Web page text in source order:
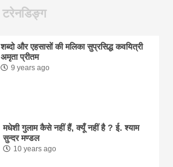
टरेनडिङ्ग
शब्दो और एहसासों की मलिका सुप्रसिद्ध कवयित्री
अमृता प्रीतम
9 years ago
मधेशी गुलाम कैसे नहीं हैं, क्यूँ नहीं है ? ई. श्याम
सुन्दर मण्डल
10 years ago